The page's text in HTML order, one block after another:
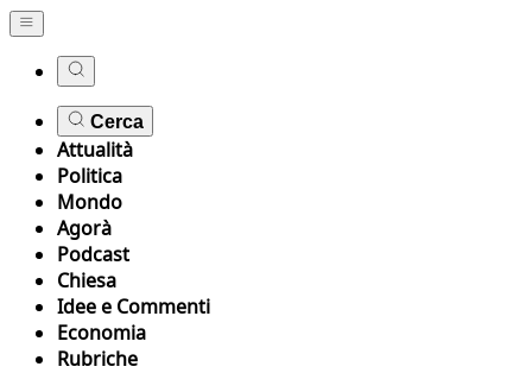
Cerca
Attualità
Politica
Mondo
Agorà
Podcast
Chiesa
Idee e Commenti
Economia
Rubriche